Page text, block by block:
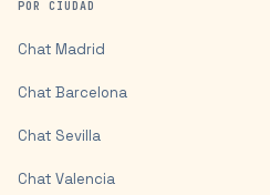
POR CIUDAD
Chat Madrid
Chat Barcelona
Chat Sevilla
Chat Valencia